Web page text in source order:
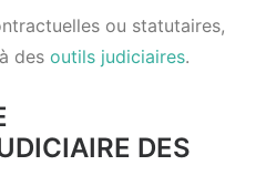
ou statutaires,
des outils judiciaires.
DES